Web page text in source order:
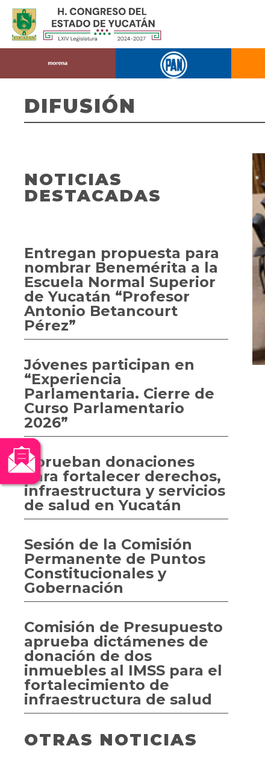
DIFUSIÓN
NOTICIAS
DESTACADAS
Entregan propuesta para
nombrar Benemérita a la
Escuela Normal Superior
de Yucatán “Profesor
Antonio Betancourt
Pérez”
Jóvenes participan en
“Experiencia
Parlamentaria. Cierre de
Curso Parlamentario
2026”
Aprueban donaciones
para fortalecer derechos,
infraestructura y servicios
de salud en Yucatán
Sesión de la Comisión
Permanente de Puntos
Constitucionales y
Gobernación
Comisión de Presupuesto
aprueba dictámenes de
donación de dos
inmuebles al IMSS para el
fortalecimiento de
infraestructura de salud
OTRAS NOTICIAS